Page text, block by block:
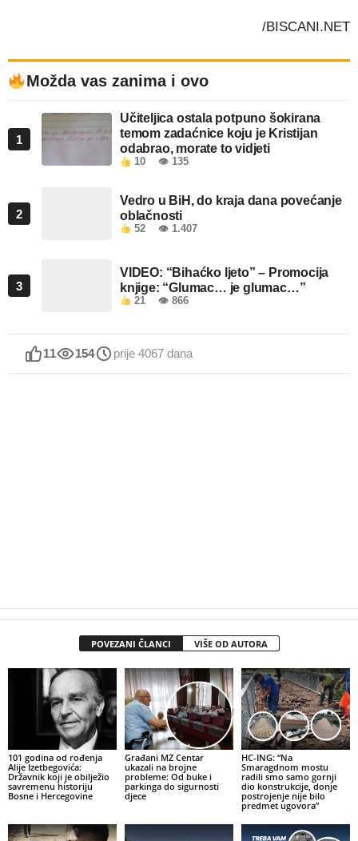
/BISCANI.NET
Možda vas zanima i ovo
1
Učiteljica ostala potpuno šokirana
temom zadaćnice koju je Kristijan
odabrao, morate to vidjeti
10 👁 135
2
Vedro u BiH, do kraja dana povećanje
oblačnosti
52 👁 1.407
3
VIDEO: “Bihaćko ljeto” – Promocija
knjige: “Glumac… je glumac…”
21 👁 866
11 154 prije 4067 dana
POVEZANI ČLANCI VIŠE OD AUTORA
101 godina od rođenja
Alije Izetbegovića:
Državnik koji je obilježio
savremenu historiju
Bosne i Hercegovine
Građani MZ Centar
ukazali na brojne
probleme: Od buke i
parkinga do sigurnosti
djece
HC-ING: “Na
Smaragdnom mostu
radili smo samo gornji
dio konstrukcije, donje
postrojenje nije bilo
predmet ugovora”